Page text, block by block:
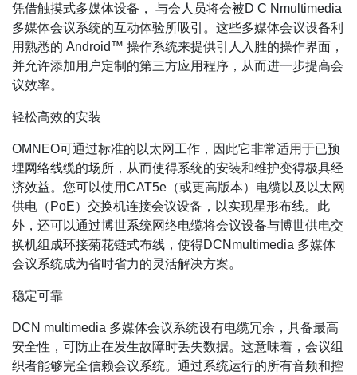
凭借触摸式多媒体设备， 与会人员将会被D C Nmultimedia
多媒体会议系统的互动体验所吸引。这些多媒体会议设备利
用熟悉的 Android™ 操作系统来提供引人入胜的操作界面，
并允许添加用户定制的第三方应用程序，从而进一步提高会
议效率。
轻松高效的安装
OMNEO可通过标准的以太网工作，因此它非常适用于已预
埋网络线缆的场所，从而使得系统的安装和维护变得极具经
济效益。您可以使用CAT5e（或更高版本）电缆以及以太网
供电（PoE）交换机连接会议设备，以实现星形布线。此
外，还可以通过博世系统网络电缆将会议设备与博世供电交
换机组成环接菊花链式布线，使得DCNmultimedia 多媒体
会议系统成为省时省力的灵活解决方案。
稳定可靠
DCN multimedia 多媒体会议系统设有电缆冗余，具备最高
安全性，可防止在发生故障时丢失数据。这意味着，会议组
织者能够完全信赖会议系统。通过系统运行的所有音频和控